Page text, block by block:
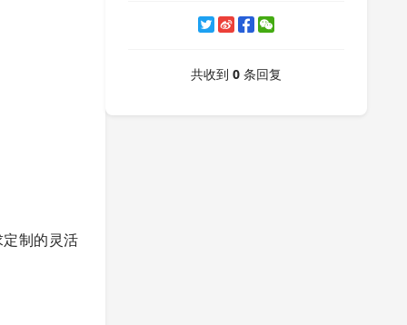
制的灵活
共收到 0 条回复